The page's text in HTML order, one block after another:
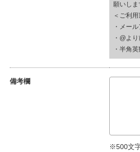
願いしま
＜ご利
・メー
・@よ
・半角
備考欄
※500文